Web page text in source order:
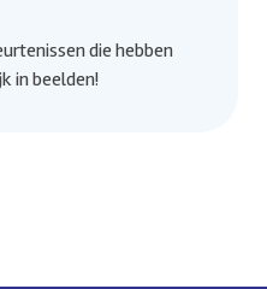
die hebben
in beelden!